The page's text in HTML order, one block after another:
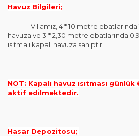
Havuz Bilgileri;
Villamız, 4 * 10 metre ebatlarında
havuza ve 3 * 2,30 metre ebatlarında
ısıtmalı kapalı havuza sahiptir.
NOT: Kapalı havuz ısıtması günlük
aktif edilmektedir.
Hasar Depozitosu;